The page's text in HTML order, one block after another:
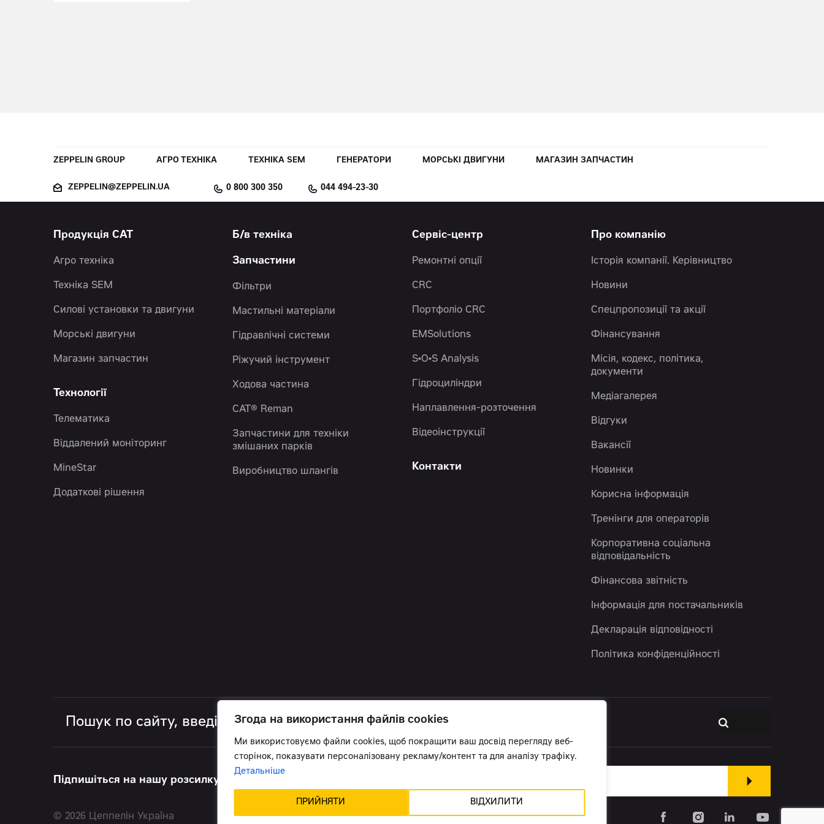
Згода на використання файлів cookies
Ми використовуємо файли cookies, щоб покращити ваш досвід перегляду веб-
сторінок, показувати персоналізовану рекламу/контент та для аналізу трафіку.
Детальніше
ВІДХИЛИТИ
ПРИЙНЯТИ
ZEPPELIN GROUP АГРО ТЕХНІКА ТЕХНІКА SEM ГЕНЕРАТОРИ МОРСЬКІ ДВИГУНИ МАГАЗИН ЗАПЧАСТИН
ZEPPELIN@ZEPPELIN.UA 0 800 300 350 044 494-23-30
Продукція CAT
Агро техніка
Техніка SEM
Силові установки та двигуни
Морські двигуни
Магазин запчастин
Технології
Телематика
Віддалений моніторинг
MineStar
Додаткові рішення
Б/в техніка
Запчастини
Фільтри
Мастильні матеріали
Гідравлічні системи
Ріжучий інструмент
Ходова частина
CAT® Reman
Запчастини для техніки
змішаних парків
Виробництво шлангів
Сервіс-центр
Ремонтні опції
CRC
Портфоліо CRC
EMSolutions
S•O•S Analysis
Гідроциліндри
Наплавлення-розточення
Відеоінструкції
Контакти
Про компанію
Історія компанії. Керівництво
Новини
Спецпропозиції та акції
Фінансування
Місія, кодекс, політика,
документи
Медіагалерея
Відгуки
Вакансії
Новинки
Корисна інформація
Тренінги для операторів
Корпоративна соціальна
відповідальність
Фінансова звітність
Інформація для постачальників
Декларація відповідності
Політика конфіденційності
Підпишіться на нашу розсилку, щоб бути в курсі всіх новин:
© 2026 Цеппелін Україна Підтримка сайту -Червоний хамелеон